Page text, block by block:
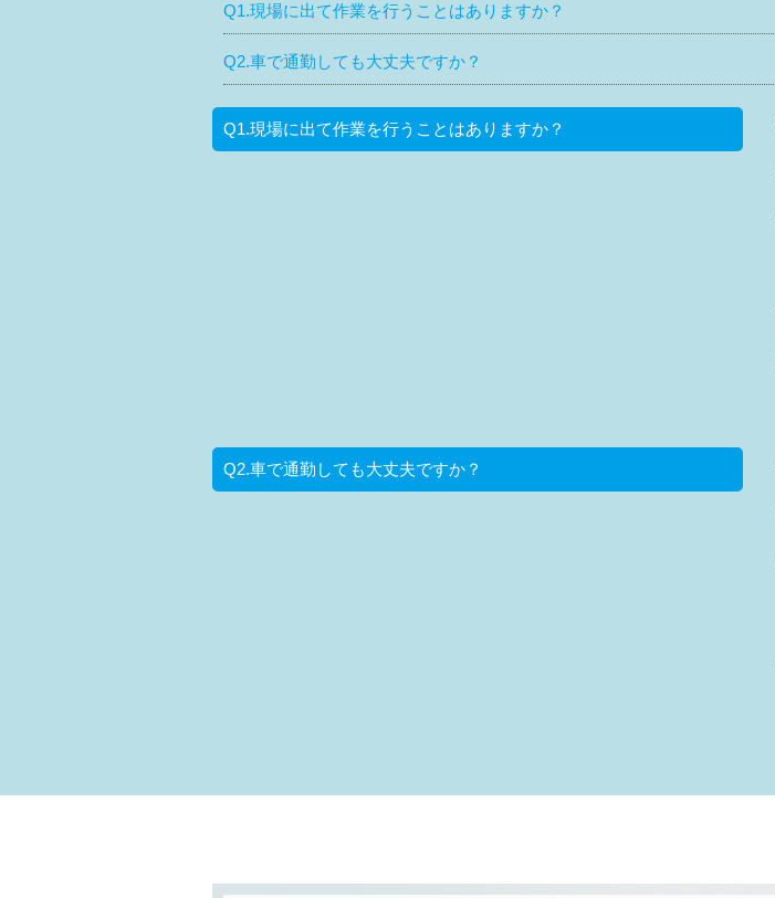
Q1.現場に出て作業を行うことはありますか？
Q2.車で通勤しても大丈夫ですか？
Q1.現場に出て作業を行うことはありますか？
Q2.車で通勤しても大丈夫ですか？